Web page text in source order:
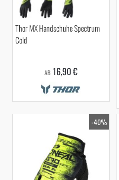
Thor MX Handschuhe Spectrum
Cold
AB 16,90 €
-40%